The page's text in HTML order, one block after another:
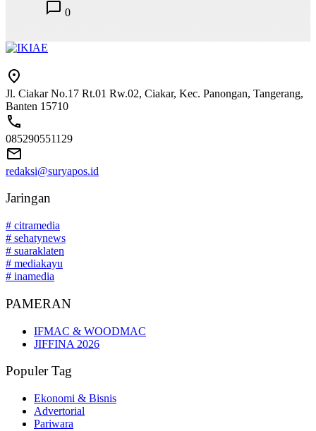
0
Jl. Ciakar No.17 Rt.01 Rw.02, Ciakar, Kec. Panongan, Tangerang,
Banten 15710
085290551129
redaksi@suryapos.id
Jaringan
# citramedia
# sehatynews
# suaraklaten
# mediakayu
# inamedia
PAMERAN
IFMAC & WOODMAC
JIFFINA 2026
Populer Tag
Ekonomi & Bisnis
Advertorial
Pariwara